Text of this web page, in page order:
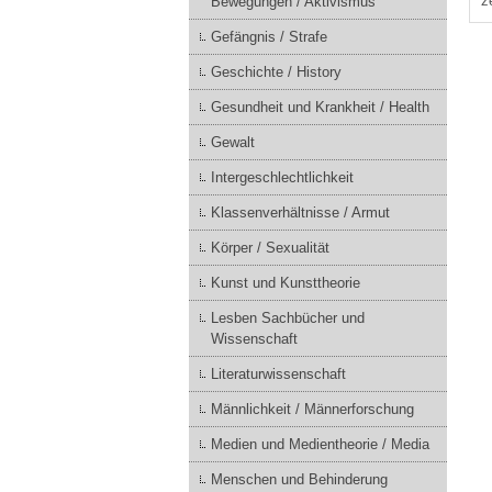
Gefängnis / Strafe
Geschichte / History
Gesundheit und Krankheit / Health
Gewalt
Intergeschlechtlichkeit
Klassenverhältnisse / Armut
Körper / Sexualität
Kunst und Kunsttheorie
Lesben Sachbücher und
Wissenschaft
Literaturwissenschaft
Männlichkeit / Männerforschung
Medien und Medientheorie / Media
Menschen und Behinderung